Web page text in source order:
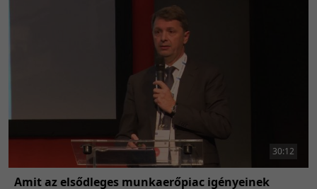
30:12
Amit az elsődleges munkaerőpiac igényeinek